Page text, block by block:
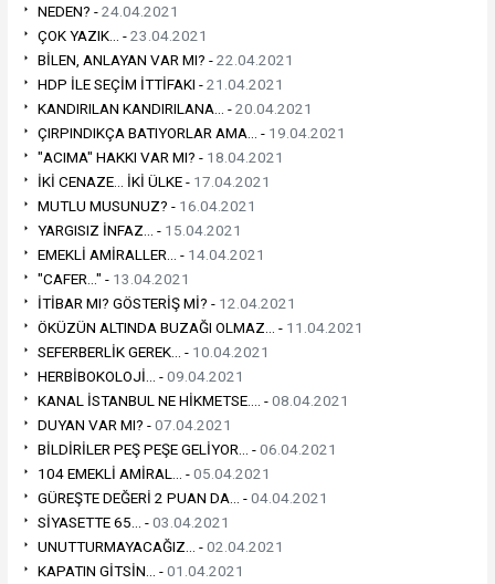
NEDEN? -24.04.2021
ÇOK YAZIK... -23.04.2021
BİLEN, ANLAYAN VAR MI? -22.04.2021
HDP İLE SEÇİM İTTİFAKI -21.04.2021
KANDIRILAN KANDIRILANA... -20.04.2021
ÇIRPINDIKÇA BATIYORLAR AMA... - 19.04.2021
"ACIMA" HAKKI VAR MI? - 18.04.2021
İKİ CENAZE... İKİ ÜLKE - 17.04.2021
MUTLU MUSUNUZ? - 16.04.2021
YARGISIZ İNFAZ... - 15.04.2021
EMEKLİ AMİRALLER... - 14.04.2021
"CAFER..." - 13.04.2021
İTİBAR MI? GÖSTERİŞ Mİ? - 12.04.2021
ÖKÜZÜN ALTINDA BUZAĞI OLMAZ... - 11.04.2021
SEFERBERLİK GEREK... - 10.04.2021
HERBİBOKOLOJİ... -09.04.2021
KANAL İSTANBUL NE HİKMETSE.... -08.04.2021
DUYAN VAR MI? -07.04.2021
BİLDİRİLER PEŞ PEŞE GELİYOR... -06.04.2021
104 EMEKLİ AMİRAL... -05.04.2021
GÜREŞTE DEĞERİ 2 PUAN DA... -04.04.2021
SİYASETTE 65... -03.04.2021
UNUTTURMAYACAĞIZ... -02.04.2021
KAPATIN GİTSİN... -01.04.2021